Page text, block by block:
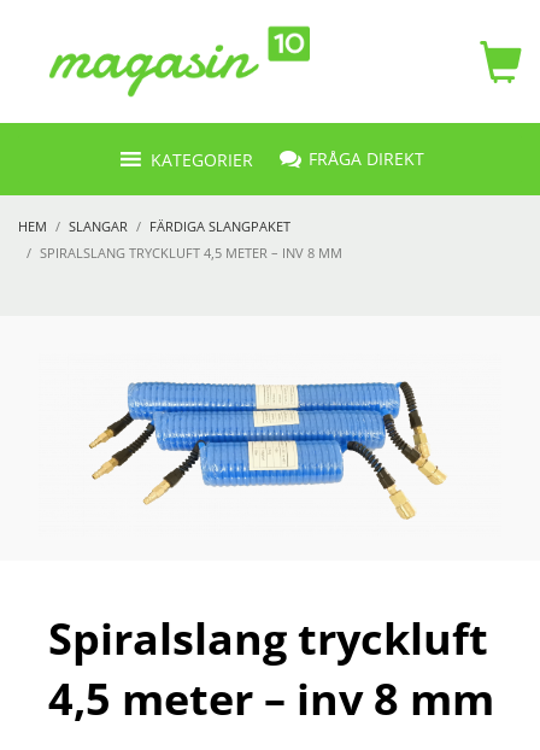
KATEGORIER FRÅGA DIREKT
HEM SLANGAR
FÄRDIGA SLANGPAKET
SPIRALSLANG TRYCKLUFT 4,5 METER – INV 8 MM
Spiralslang tryckluft
4,5 meter – inv 8 mm